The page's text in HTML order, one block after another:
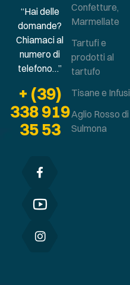
Confetture,
Marmellate
Tartufi e
prodotti al
tartufo
Tisane e Infusi
Aglio Rosso di
Sulmona
“Hai delle
domande?
Chiamaci al
numero di
telefono…”
+ (39)
338 919
35 53